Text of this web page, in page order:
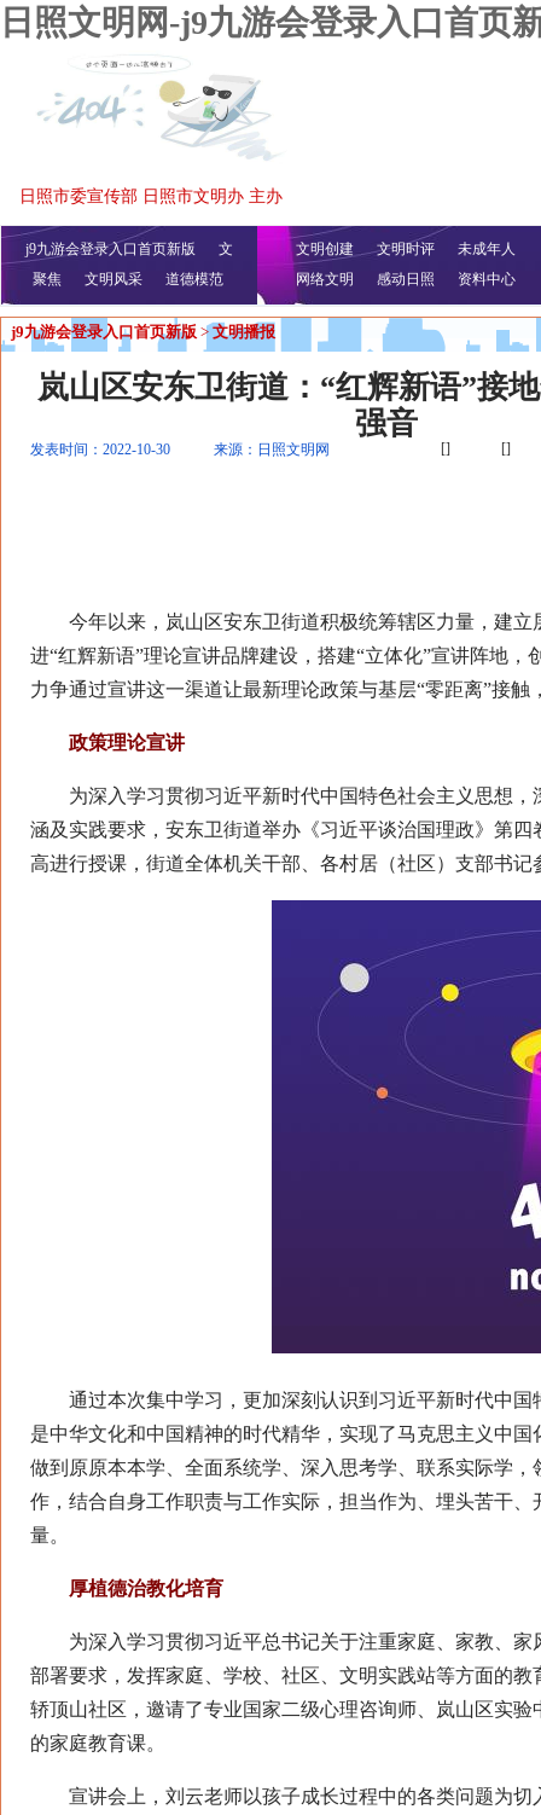
日照文明网-j9九游会登录入口首页
日照市委宣传部 日照市文明办 主办
j9九游会登录入口首页新版
文
明播报
公益视频
聚焦 文明风采 道德模范
文明创建 文明时评
未成年人
网络文明
感动日照 资料中心
j9九游会登录入口首页新版 > 文明播报
岚山区安东卫街道：“红辉新语”接
强音
发表时间：2022-10-30 来源：日照文明网 [] []
今年以来，岚山区安东卫街道积极统筹辖区力量，建立
进“红辉新语”理论宣讲品牌建设，搭建“立体化”宣讲阵地
力争通过宣讲这一渠道让最新理论政策与基层“零距离”接
政策理论宣讲
为深入学习贯彻习近平新时代中国特色社会主义思想，
涵及实践要求，安东卫街道举办《习近平谈治国理政》第
高进行授课，街道全体机关干部、各村居（社区）支部书记
通过本次集中学习，更加深刻认识到习近平新时代中国
是中华文化和中国精神的时代精华，实现了马克思主义中
做到原原本本学、全面系统学、深入思考学、联系实际学
作，结合自身工作职责与工作实际，担当作为、埋头苦干
量。
厚植德治教化培育
为深入学习贯彻习近平总书记关于注重家庭、家教、家
部署要求，发挥家庭、学校、社区、文明实践站等方面的
轿顶山社区，邀请了专业国家二级心理咨询师、岚山区实
的家庭教育课。
宣讲会上，刘云老师以孩子成长过程中的各类问题为切